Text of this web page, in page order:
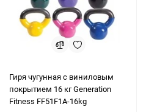
Гиря чугунная с виниловым
покрытием 16 кг Generation
Fitness FF51F1A-16kg